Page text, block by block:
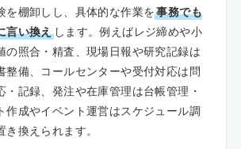
を棚卸しし、具体的な作業を事務でも
言い換えします。例えばレジ締めや小
の照合・精査、現場日報や研究記録は
整備、コールセンターや受付対応は問
・記録、発注や在庫管理は台帳管理・
作成やイベント運営はスケジュール調
換えられます。